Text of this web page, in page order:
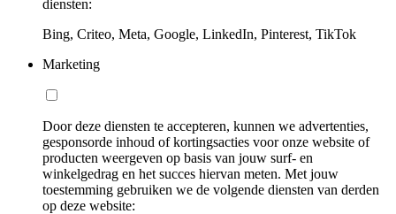
diensten:
Bing, Criteo, Meta, Google, LinkedIn, Pinterest, TikTok
Marketing
Door deze diensten te accepteren, kunnen we advertenties,
gesponsorde inhoud of kortingsacties voor onze website of
producten weergeven op basis van jouw surf- en
winkelgedrag en het succes hiervan meten. Met jouw
toestemming gebruiken we de volgende diensten van derden
op deze website: